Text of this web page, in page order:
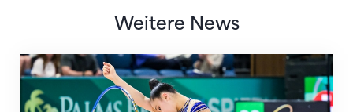
Weitere News
Nächster Halt: Weltmeisterschaft